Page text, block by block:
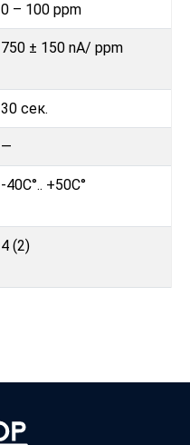
0 – 100 ppm
750 ± 150 nA/ ppm
30 сек.
—
-40C°.. +50C°
4 (2)